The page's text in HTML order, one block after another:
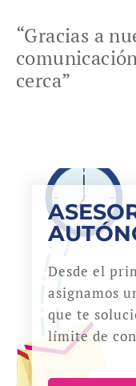
“Gracias a
cerca”
Desde el
asignamos
que te
límite de